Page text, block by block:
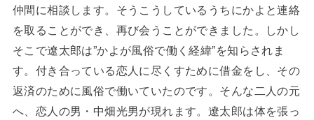
仲間に相談します。そうこうしているうちにかよと連絡
を取ることができ、再び会うことができました。しかし
そこで遼太郎は”かよが風俗で働く経緯”を知らされま
す。付き合っている恋人に尽くすために借金をし、その
返済のために風俗で働いていたのです。そんな二人の元
へ、恋人の男・中畑光男が現れます。遼太郎は体を張っ